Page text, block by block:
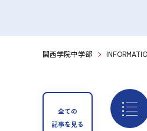
関西学院中学部
全ての
記事を見る